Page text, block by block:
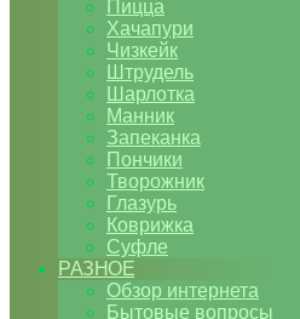
Пицца
Хачапури
Чизкейк
Штрудель
Шарлотка
Манник
Запеканка
Пончики
Творожник
Глазурь
Коврижка
Суфле
РАЗНОЕ
Обзор интернета
Бытовые вопросы